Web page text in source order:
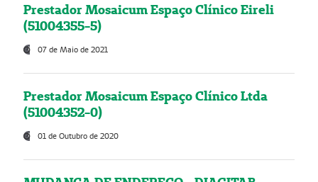
Prestador Mosaicum Espaço Clínico Eireli
(51004355-5)
07 de Maio de 2021
Prestador Mosaicum Espaço Clínico Ltda
(51004352-0)
01 de Outubro de 2020